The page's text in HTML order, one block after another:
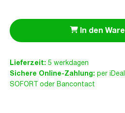
In den
Lieferzeit: 5 werkdagen
Sichere Online-Zahlung: per
SOFORT oder Bancontact